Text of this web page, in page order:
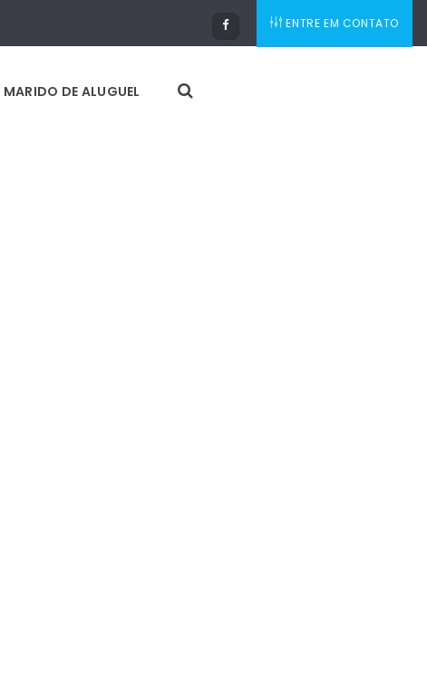
ENTRE EM CONTATO
MARIDO DE ALUGUEL